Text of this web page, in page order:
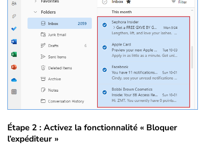
Étape 2 : Activez la fonctionnalité « Bloquer
l’expéditeur »